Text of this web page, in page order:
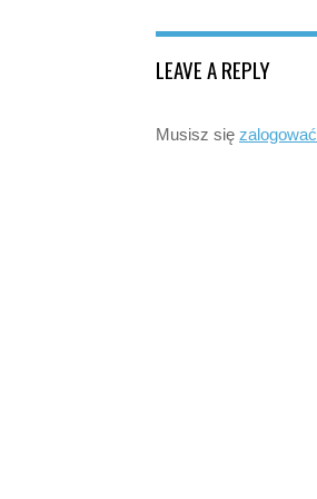
LEAVE A REPLY
Musisz się zalogować